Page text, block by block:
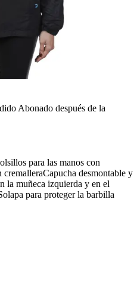
Abonado después de la
para las manos con
desmontable y
la muñeca izquierda y en el
para proteger la barbilla